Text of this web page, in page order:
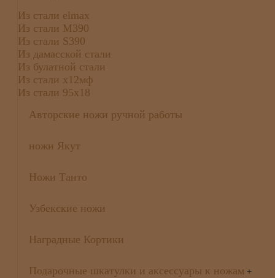
Из стали elmax
Из стали М390
Из стали S390
Из дамасской стали
Из булатной стали
Из стали х12мф
Из стали 95х18
Авторские ножи ручной работы
ножи Якут
Ножи Танто
Узбекские ножи
Наградные Кортики
Подарочные шкатулки и аксессуары к ножам +